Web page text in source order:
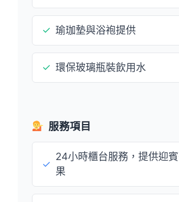
✓ 瑜珈墊與浴袍提供
✓ 環保玻璃瓶裝飲用水
服務項目
✓
24小時櫃台服務，提供迎
果